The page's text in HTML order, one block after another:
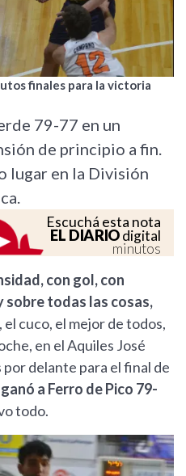
finales para la victoria
79-77 en un
de principio a fin.
lugar en la División
Escuchá esta nota
EL DIARIOdigital
minutos
con gol, con
sobre todas las cosas,
el cuco, el mejor de todos,
en el Aquiles José
por delante para el final de
a Ferro de Pico 79-
todo.